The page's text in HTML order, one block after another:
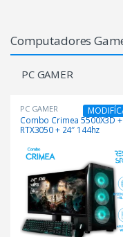
Computadores
PC GAMER
PC GAMER
Combo Crimea 5500X3D +
RTX3050 + 24″ 144hz